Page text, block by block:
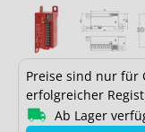
Preise sind nur für
erfolgreicher
Ab Lager